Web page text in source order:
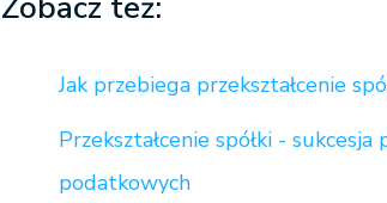
Jak przebiega przekształcenie
Przekształcenie spółki -
podatkowych